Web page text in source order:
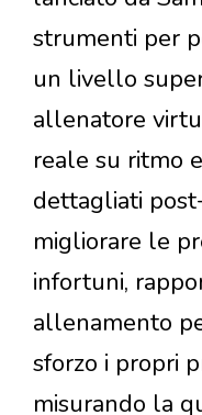
strumenti per
un livello
allenatore
reale su ritmo
dettagliati
migliorare le
infortuni,
allenamento
sforzo i propri
misurando la